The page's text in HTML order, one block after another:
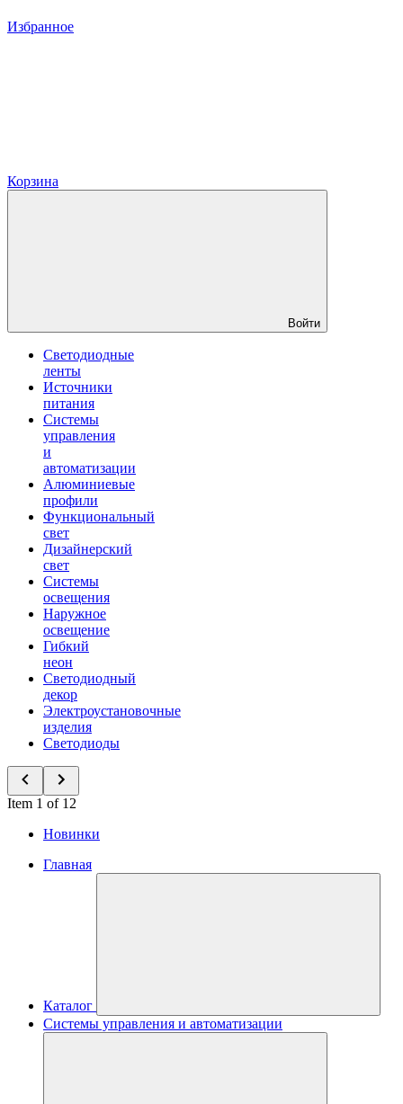
Избранное
Корзина
Войти
Светодиодные
ленты
Источники
питания
Системы
управления
и
автоматизации
Алюминиевые
профили
Функциональный
свет
Дизайнерский
свет
Системы
освещения
Наружное
освещение
Гибкий
неон
Светодиодный
декор
Электроустановочные
изделия
Светодиоды
Item 1 of 12
Новинки
Главная
Каталог
Системы управления и автоматизации